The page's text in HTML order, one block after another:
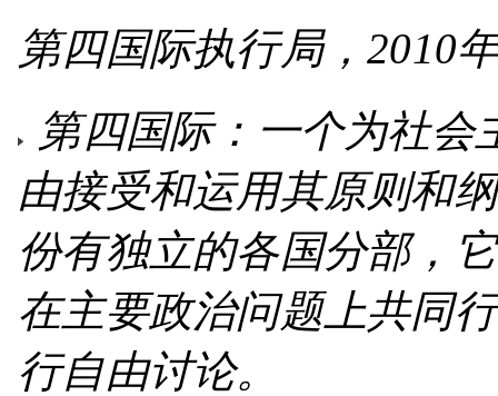
第四国际执行局，2010
第四国际：一个为社会
由接受和运用其原则和
份有独立的各国分部，
在主要政治问题上共同
行自由讨论。